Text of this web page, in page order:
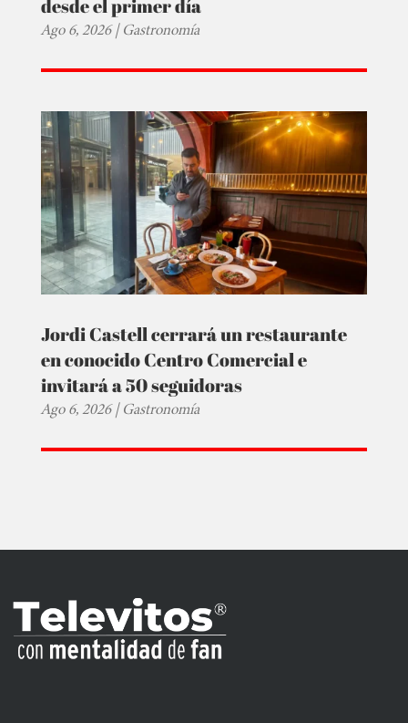
desde el primer día
Ago 6, 2026|Gastronomía
Jordi Castell cerrará un restaurante
en conocido Centro Comercial e
invitará a 50 seguidoras
Ago 6, 2026|Gastronomía